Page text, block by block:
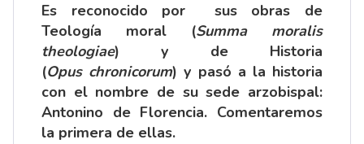
Es reconocido por sus obras de
Teología moral (Summa moralis
theologiae) y de Historia
(Opus chronicorum) y pasó a la historia
con el nombre de su sede arzobispal:
Antonino de Florencia. Comentaremos
la primera de ellas.